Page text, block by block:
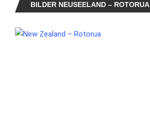
BILDER NEUSEELAND – ROTORUA